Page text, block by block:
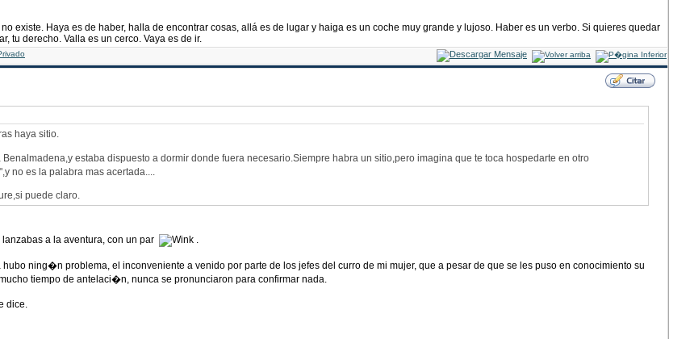
existe. Haya es de haber, halla de encontrar cosas, allá es de lugar y haiga es un coche muy grande y lujoso. Haber es un verbo. Si quieres quedar
tu derecho. Valla es un cerco. Vaya es de ir.
haya sitio.
estaba dispuesto a dormir donde fuera necesario.Siempre habra un sitio,pero imagina que te toca hospedarte en otro
no es la palabra mas acertada....
puede claro.
a la aventura, con un par .
ning�n problema, el inconveniente a venido por parte de los jefes del curro de mi mujer, que a pesar de que se les puso en conocimiento su
tiempo de antelaci�n, nunca se pronunciaron para confirmar nada.
dice.